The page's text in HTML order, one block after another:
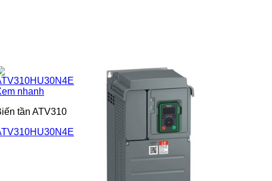
nhanh
tần ATV310